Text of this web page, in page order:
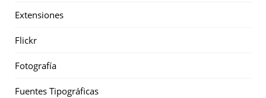
Extensiones
Flickr
Fotografía
Fuentes Tipográficas